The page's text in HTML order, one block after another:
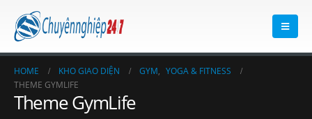
HOME KHO GIAO DIỆN GYM, YOGA & FITNESS
THEME GYMLIFE
Theme GymLife